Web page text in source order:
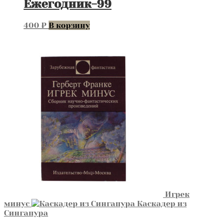
Ежегодник-99
400 ₽ В корзину
Игрек
минус
Каскадер из
Сингапура